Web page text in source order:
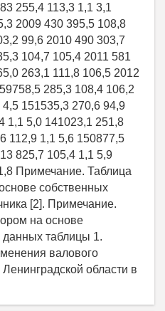
255,4 113,3 1,1 3,1
2009 430 395,5 108,8
99,6 2010 490 303,7
104,7 105,4 2011 581
263,1 111,8 106,5 2012
285,3 108,4 106,2
151535,3 270,6 94,9
1,1 5,0 141023,1 251,8
112,9 1,1 5,6 150877,5
825,7 105,4 1,1 5,9
Примечание. Таблица
собственных
[2]. Примечание.
на основе
данных таблицы 1.
валового
области в